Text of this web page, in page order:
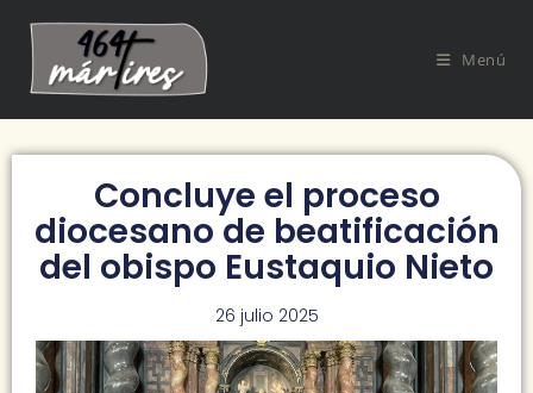
Menú
Concluye el proceso
diocesano de beatificación
del obispo Eustaquio Nieto
26 julio 2025